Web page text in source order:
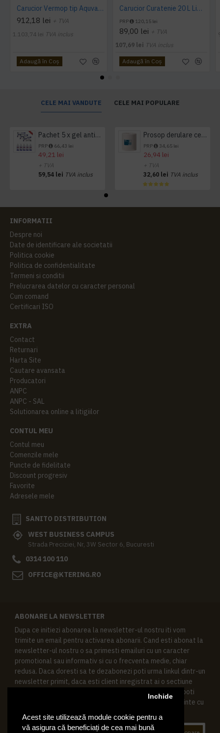
Acest site utilizează module cookie pentru a
vă asigura că beneficiați de cea mai bună
Inchide
Carucior Vermop tip Aquva, 2*17L cu storcator
912,18 lei + TVA
1.103,74 lei TVA inclus
Adaugă în Coş
Carucior Curatenie 20 L Limpio, 3.0 kg, 46x27x29cm
PRP 120,15 lei
89,00 lei + TVA
107,69 lei TVA inclus
Adaugă în Coş
CELE MAI VANDUTE CELE MAI POPULARE
Pachet 5 x gel antibacterian 50ml si 3 x Servetele antibacteriene 48 buc Hygienium
PRP 66,43 lei
49,21 lei
+ TVA
59,54 lei TVA inclus
Prosop derulare centrala 1 pliu, 300 m Tork
PRP 34,65 lei
26,94 lei
+ TVA
32,60 lei TVA inclus
INFORMATII
Despre noi
Date de identificare ale societatii
Politica cookie
Politica de confidentialitate
Termeni si conditii
Prelucrarea datelor cu caracter personal
Cum comand
Certificari ISO
EXTRA
Contact
Returnari
Harta Site
Cautare avansata
Producatori
ANPC
ANPC - SAL
Solutionarea online a litigiilor
CONTUL MEU
Contul meu
Comenzile mele
Puncte de fidelitate
Discount progresiv
Favorite
Adresele mele
SANITO DISTRIBUTION
WEST BUSINESS CAMPUS
Strada Preciziei, Nr, 3W Sector 6, Bucuresti
0314 100 110
OFFICE@KTERING.RO
ABONARE LA NEWSLETTER
Dupa ce initiezi abonarea la newsletter-ul nostru iti vom
trimite un email pentru activarea abonarii. Cand esti abonat la
newsletter-ul nostru o sa primesti emailuri cu un caracter
promotional sau informativ si cu o frecventa medie, chiar
redusa. Daca doresti sa te dezabonezi poti urma linkul dintr-un
newsletter primit, daca esti client inregistrat ai o sectiune
speciala in contul tau in acest scop, si de asemenea ne poti
contacta oricand pe email pentru orice intrebari sau cerinte cu